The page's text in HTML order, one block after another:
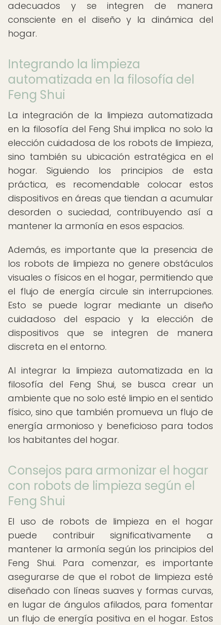
adecuados y se integren de manera
consciente en el diseño y la dinámica del
hogar.
Integrando la limpieza
automatizada en la filosofía del
Feng Shui
La integración de la limpieza automatizada
en la filosofía del Feng Shui implica no solo la
elección cuidadosa de los robots de limpieza,
sino también su ubicación estratégica en el
hogar. Siguiendo los principios de esta
práctica, es recomendable colocar estos
dispositivos en áreas que tiendan a acumular
desorden o suciedad, contribuyendo así a
mantener la armonía en esos espacios.
Además, es importante que la presencia de
los robots de limpieza no genere obstáculos
visuales o físicos en el hogar, permitiendo que
el flujo de energía circule sin interrupciones.
Esto se puede lograr mediante un diseño
cuidadoso del espacio y la elección de
dispositivos que se integren de manera
discreta en el entorno.
Al integrar la limpieza automatizada en la
filosofía del Feng Shui, se busca crear un
ambiente que no solo esté limpio en el sentido
físico, sino que también promueva un flujo de
energía armonioso y beneficioso para todos
los habitantes del hogar.
Consejos para armonizar el hogar
con robots de limpieza según el
Feng Shui
El uso de robots de limpieza en el hogar
puede contribuir significativamente a
mantener la armonía según los principios del
Feng Shui. Para comenzar, es importante
asegurarse de que el robot de limpieza esté
diseñado con líneas suaves y formas curvas,
en lugar de ángulos afilados, para fomentar
un flujo de energía positiva en el hogar. Estos